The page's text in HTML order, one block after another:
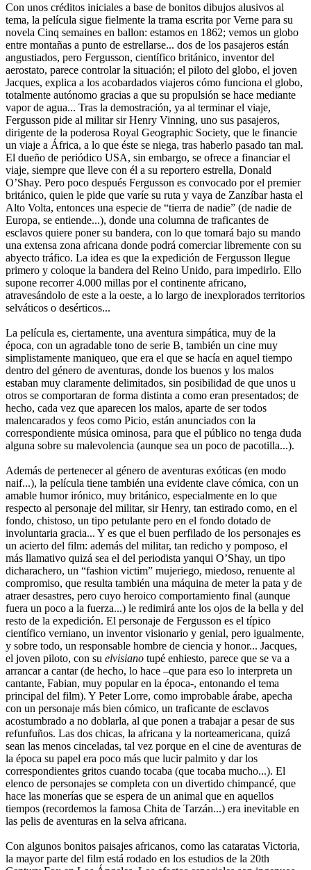
Con unos créditos iniciales a base de bonitos dibujos alusivos al
tema, la película sigue fielmente la trama escrita por Verne para su
novela Cinq semaines en ballon: estamos en 1862; vemos un globo
entre montañas a punto de estrellarse... dos de los pasajeros están
angustiados, pero Fergusson, científico británico, inventor del
aerostato, parece controlar la situación; el piloto del globo, el joven
Jacques, explica a los acobardados viajeros cómo funciona el globo,
totalmente autónomo gracias a que su propulsión se hace mediante
vapor de agua... Tras la demostración, ya al terminar el viaje,
Fergusson pide al militar sir Henry Vinning, uno sus pasajeros,
dirigente de la poderosa Royal Geographic Society, que le financie
un viaje a África, a lo que éste se niega, tras haberlo pasado tan mal.
El dueño de periódico USA, sin embargo, se ofrece a financiar el
viaje, siempre que lleve con él a su reportero estrella, Donald
O’Shay. Pero poco después Fergusson es convocado por el premier
británico, quien le pide que varíe su ruta y vaya de Zanzíbar hasta el
Alto Volta, entonces una especie de “tierra de nadie” (de nadie de
Europa, se entiende...), donde una columna de traficantes de
esclavos quiere poner su bandera, con lo que tomará bajo su mando
una extensa zona africana donde podrá comerciar libremente con su
abyecto tráfico. La idea es que la expedición de Fergusson llegue
primero y coloque la bandera del Reino Unido, para impedirlo. Ello
supone recorrer 4.000 millas por el continente africano,
atravesándolo de este a la oeste, a lo largo de inexplorados territorios
selváticos o desérticos...
La película es, ciertamente, una aventura simpática, muy de la
época, con un agradable tono de serie B, también un cine muy
simplistamente maniqueo, que era el que se hacía en aquel tiempo
dentro del género de aventuras, donde los buenos y los malos
estaban muy claramente delimitados, sin posibilidad de que unos u
otros se comportaran de forma distinta a como eran presentados; de
hecho, cada vez que aparecen los malos, aparte de ser todos
malencarados y feos como Picio, están anunciados con la
correspondiente música ominosa, para que el público no tenga duda
alguna sobre su malevolencia (aunque sea un poco de pacotilla...).
Además de pertenecer al género de aventuras exóticas (en modo
naif...), la película tiene también una evidente clave cómica, con un
amable humor irónico, muy británico, especialmente en lo que
respecto al personaje del militar, sir Henry, tan estirado como, en el
fondo, chistoso, un tipo petulante pero en el fondo dotado de
involuntaria gracia... Y es que el buen perfilado de los personajes es
un acierto del film: además del militar, tan redicho y pomposo, el
más llamativo quizá sea el del periodista yanqui O’Shay, un tipo
dicharachero, un “fashion victim” mujeriego, miedoso, renuente al
compromiso, que resulta también una máquina de meter la pata y de
atraer desastres, pero cuyo heroico comportamiento final (aunque
fuera un poco a la fuerza...) le redimirá ante los ojos de la bella y del
resto de la expedición. El personaje de Fergusson es el típico
científico verniano, un inventor visionario y genial, pero igualmente,
y sobre todo, un responsable hombre de ciencia y honor... Jacques,
el joven piloto, con su elvisiano tupé enhiesto, parece que se va a
arrancar a cantar (de hecho, lo hace –que para eso lo interpreta un
cantante, Fabian, muy popular en la época-, entonando el tema
principal del film). Y Peter Lorre, como improbable árabe, apecha
con un personaje más bien cómico, un traficante de esclavos
acostumbrado a no doblarla, al que ponen a trabajar a pesar de sus
refunfuños. Las dos chicas, la africana y la norteamericana, quizá
sean las menos cinceladas, tal vez porque en el cine de aventuras de
la época su papel era poco más que lucir palmito y dar los
correspondientes gritos cuando tocaba (que tocaba mucho...). El
elenco de personajes se completa con un divertido chimpancé, que
hace las monerías que se espera de un animal que en aquellos
tiempos (recordemos la famosa Chita de Tarzán...) era inevitable en
las pelis de aventuras en la selva africana.
Con algunos bonitos paisajes africanos, como las cataratas Victoria,
la mayor parte del film está rodado en los estudios de la 20th